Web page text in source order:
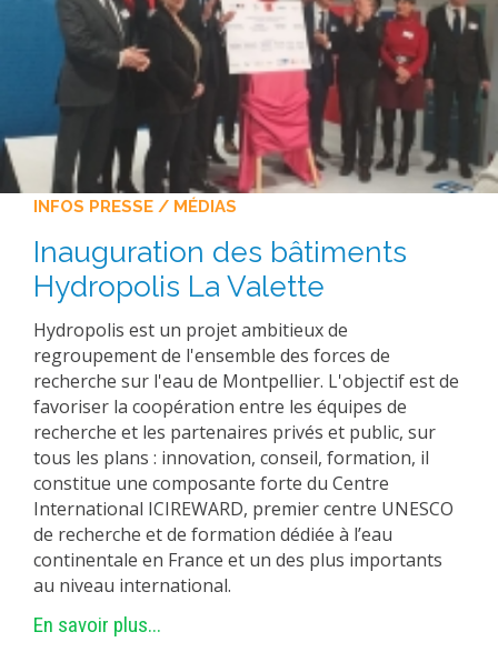
INFOS PRESSE / MÉDIAS
Inauguration des bâtiments
Hydropolis La Valette
Hydropolis est un projet ambitieux de
regroupement de l'ensemble des forces de
recherche sur l'eau de Montpellier. L'objectif est de
favoriser la coopération entre les équipes de
recherche et les partenaires privés et public, sur
tous les plans : innovation, conseil, formation, il
constitue une composante forte du Centre
International ICIREWARD, premier centre UNESCO
de recherche et de formation dédiée à l’eau
continentale en France et un des plus importants
au niveau international.
En savoir plus...